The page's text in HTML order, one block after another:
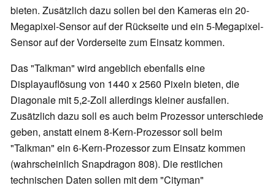
bieten. Zusätzlich dazu sollen bei den Kameras ein 20-
Megapixel-Sensor auf der Rückseite und ein 5-Megapixel-
Sensor auf der Vorderseite zum Einsatz kommen.
Das "Talkman" wird angeblich ebenfalls eine
Displayauflösung von 1440 x 2560 Pixeln bieten, die
Diagonale mit 5,2-Zoll allerdings kleiner ausfallen.
Zusätzlich dazu soll es auch beim Prozessor unterschiede
geben, anstatt einem 8-Kern-Prozessor soll beim
"Talkman" ein 6-Kern-Prozessor zum Einsatz kommen
(wahrscheinlich Snapdragon 808). Die restlichen
technischen Daten sollen mit dem "Cityman"